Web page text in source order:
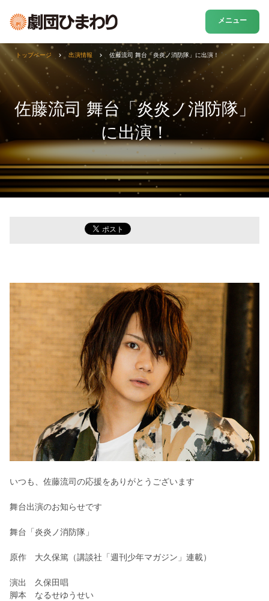
メニュー
佐藤流司 舞台「炎炎ノ消防隊」
に出演！
トップページ 出演情報 佐藤流司 舞台「炎炎ノ消防隊」に出演！
いつも、佐藤流司の応援をありがとうございます
舞台出演のお知らせです
舞台「炎炎ノ消防隊」
原作 大久保篤（講談社「週刊少年マガジン」連載）
演出 久保田唱
脚本 なるせゆうせい